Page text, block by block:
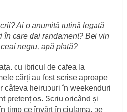
Ai o anumită rutină legată
în care dai randament? Bei vin
negru, apă plată?
cu ibricul de cafea la
cărți au fost scrise aproape
câteva heirupuri în weekenduri
pretențios. Scriu oricând și
timp ce învârt în ciulama, pe